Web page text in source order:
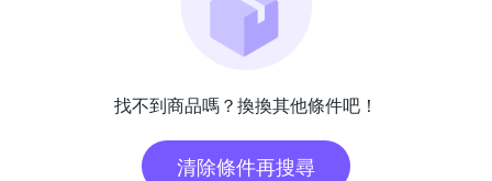
找不到商品嗎？換換其他條件吧！
清除條件再搜尋